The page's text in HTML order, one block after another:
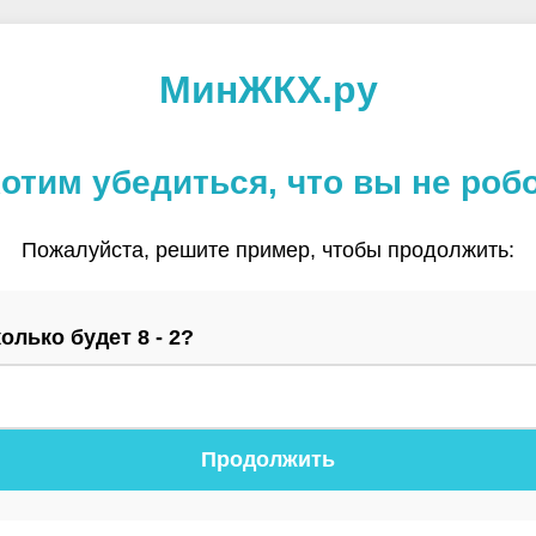
МинЖКХ.ру
убедиться, что вы не
Пожалуйста, решите пример, чтобы продолжить:
будет 8 - 2?
Продолжить